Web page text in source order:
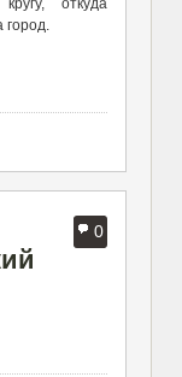
откуда
город.
0